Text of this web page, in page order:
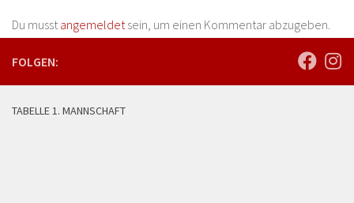
Du musstangemeldetsein, um einen Kommentar abzugeben.
FOLGEN:
TABELLE 1. MANNSCHAFT